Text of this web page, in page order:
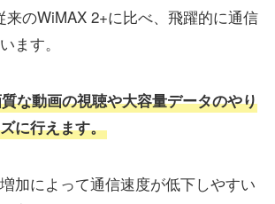
来のWiMAX 2+に比べ、飛躍的に通信
ます。
な動画の視聴や大容量データのやり
に行えます。
加によって通信速度が低下しやすい